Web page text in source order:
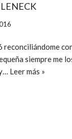
reconciliándome
siempre me
Leer más »